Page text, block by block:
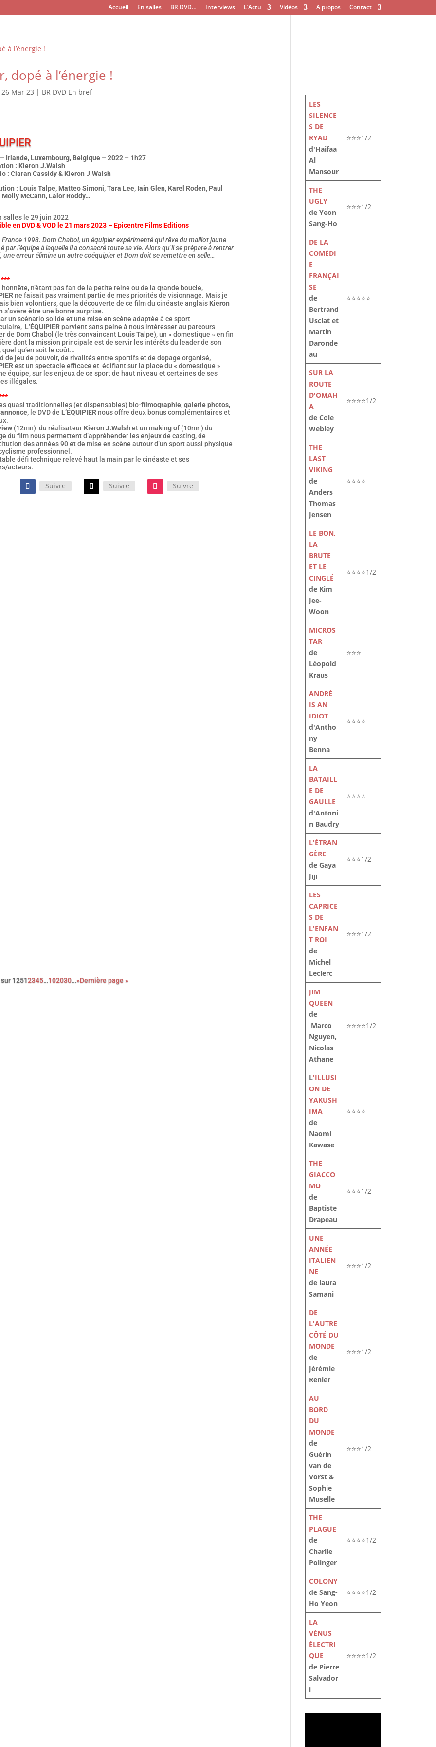
Accueil En salles BR DVD… Interviews L’Actu Vidéos A propos Contact
dopé à l’énergie !
26 Mar 23 | BR DVD En bref
Irlande, Luxembourg, Belgique – 2022 – 1h27
: Kieron J.Walsh
: Ciaran Cassidy & Kieron J.Walsh
: Louis Talpe, Matteo Simoni, Tara Lee, Iain Glen, Karel Roden, Paul
Molly McCann, Lalor Roddy…
salles le 29 juin 2022
en DVD & VOD le 21 mars 2023 – Epicentre Films Editions
France 1998. Dom Chabol, un équipier expérimenté qui rêve du maillot jaune
par l’équipe à laquelle il a consacré toute sa vie. Alors qu’il se prépare à rentrer
une erreur élimine un autre coéquipier et Dom doit se remettre en selle…
honnête, n’étant pas fan de la petite reine ou de la grande boucle,
ne faisait pas vraiment partie de mes priorités de visionnage. Mais je
bien volontiers, que la découverte de ce film du cinéaste anglais Kieron
s’avère être une bonne surprise.
un scénario solide et une mise en scène adaptée à ce sport
L’ÉQUIPIERparvient sans peine à nous intéresser au parcours
de Dom Chabol (le très convaincant Louis Talpe), un « domestique » en fin
dont la mission principale est de servir les intérêts du leader de son
quel qu’en soit le coût…
de jeu de pouvoir, de rivalités entre sportifs et de dopage organisé,
est un spectacle efficace et édifiant sur la place du « domestique »
équipe, sur les enjeux de ce sport de haut niveau et certaines de ses
illégales.
quasi traditionnelles (et dispensables) bio-filmographie, galerie photos,
le DVD de L’ÉQUIPIERnous offre deux bonus complémentaires et
(12mn) du réalisateur Kieron J.Walsh et un making of(10mn) du
du film nous permettent d’appréhender les enjeux de casting, de
des années 90 et de mise en scène autour d’un sport aussi physique
professionnel.
défi technique relevé haut la main par le cinéaste et ses
acteurs.
Suivre Suivre Suivre
12512345…102030…»Dernière page »
LES
SILENCE
S DE
RYAD
d'Haifaa
Al
Mansour
⭐⭐⭐1/2
THE
UGLY
de Yeon
Sang-Ho
⭐⭐⭐1/2
DE LA
COMÉDI
E
FRANÇAI
SE
de
Bertrand
Usclat et
Martin
Daronde
au
⭐⭐⭐⭐⭐
SUR LA
ROUTE
D'OMAH
A
de Cole
Webley
⭐⭐⭐⭐1/2
THE
LAST
VIKING
de
Anders
Thomas
Jensen
⭐⭐⭐⭐
LE BON,
LA
BRUTE
ET LE
CINGLÉ
de Kim
Jee-
Woon
⭐⭐⭐⭐1/2
MICROS
TAR
de
Léopold
Kraus
⭐⭐⭐
ANDRÉ
IS AN
IDIOT
d'Antho
ny
Benna
⭐⭐⭐⭐
LA
BATAILL
E DE
GAULLE
d'Antoni
n Baudry
⭐⭐⭐⭐
L'ÉTRAN
GÈRE
de Gaya
Jiji
⭐⭐⭐1/2
LES
CAPRICE
S DE
L'ENFAN
T ROI
de
Michel
Leclerc
⭐⭐⭐1/2
JIM
QUEEN
de
Marco
Nguyen,
Nicolas
Athane
⭐⭐⭐⭐1/2
L'ILLUSI
ON DE
YAKUSH
IMA
de
Naomi
Kawase
⭐⭐⭐⭐
THE
GIACCO
MO
de
Baptiste
Drapeau
⭐⭐⭐1/2
UNE
ANNÉE
ITALIEN
NE
de laura
Samani
⭐⭐⭐1/2
DE
L'AUTRE
CÔTÉ DU
MONDE
de
Jérémie
Renier
⭐⭐⭐1/2
AU
BORD
DU
MONDE
de
Guérin
van de
Vorst &
Sophie
Muselle
⭐⭐⭐1/2
THE
PLAGUE
de
Charlie
Polinger
⭐⭐⭐⭐1/2
COLONY
de Sang-
Ho Yeon
⭐⭐⭐⭐1/2
LA
VÉNUS
ÉLECTRI
QUE
de Pierre
Salvador
i
⭐⭐⭐⭐1/2